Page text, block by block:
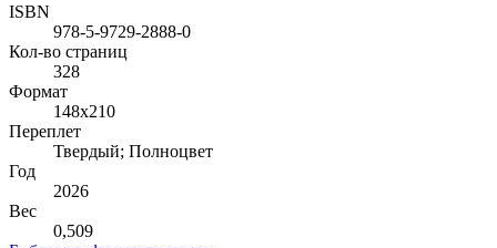
ISBN
978-5-9729-2888-0
Кол-во страниц
328
Формат
148х210
Переплет
Твердый; Полноцвет
Год
2026
Вес
0,509